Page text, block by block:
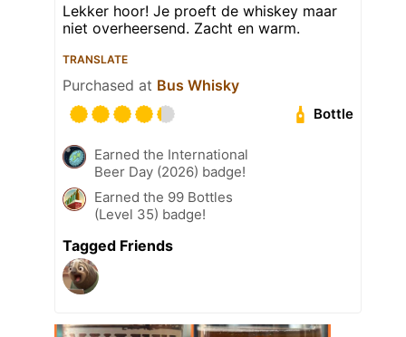
Lekker hoor! Je proeft de whiskey maar
niet overheersend. Zacht en warm.
TRANSLATE
Purchased at Bus Whisky
Bottle
Earned the International
Beer Day (2026) badge!
Earned the 99 Bottles
(Level 35) badge!
Tagged Friends